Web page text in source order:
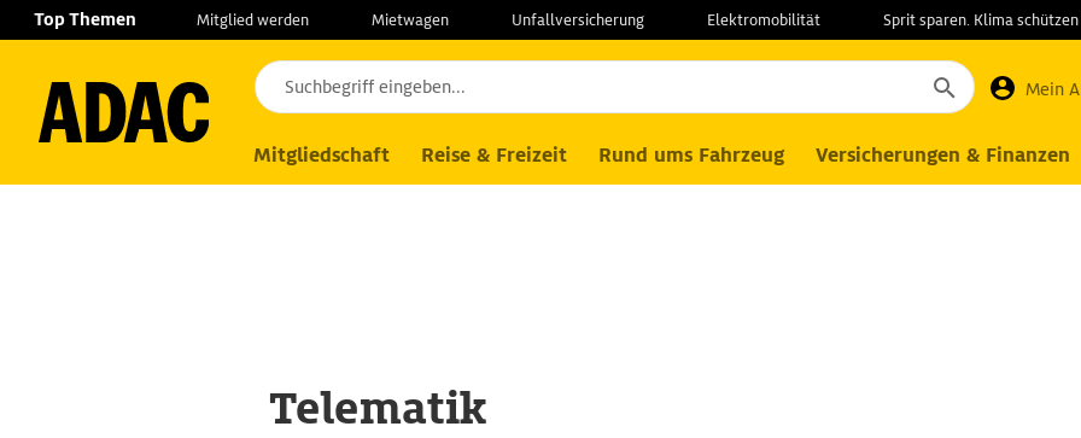
NavigationSucheSeiteninhaltFußzeile
Top Themen Mitglied werden Mietwagen Unfallversicherung Elektromobilität Sprit sparen. Klima schützen
Mein
Mitgliedschaft Reise & Freizeit Rund ums Fahrzeug Versicherungen & Finanzen
Produkte Versicherungen Ratgeber Telematik in der Kfz-Versicherung
Telematik